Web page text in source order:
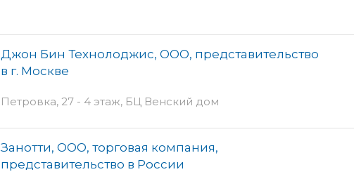
Джон Бин Технолоджис, ООО, представительство
в г. Москве
Петровка, 27 - 4 этаж, БЦ Венский дом
Занотти, ООО, торговая компания,
представительство в России